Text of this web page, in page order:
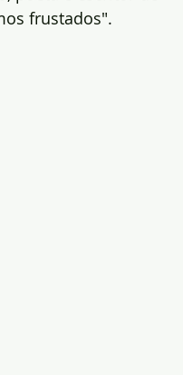
frustados".